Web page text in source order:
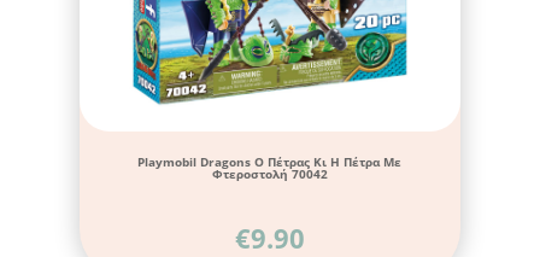
Playmobil Dragons Ο Πέτρας Κι Η Πέτρα Με
Φτεροστολή 70042
€9.90